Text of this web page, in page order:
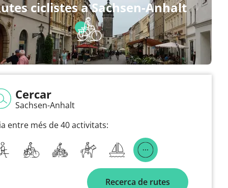
ciclistes a Sachsen-Anhalt
Cercar
Sachsen-Anhalt
entre més de 40 activitats:
Recerca de rutes